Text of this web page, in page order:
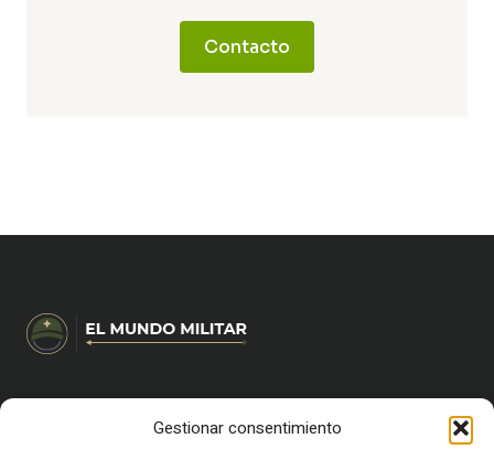
Gestionar consentimiento
Contacto
CARRERA MILITAR Y FORMACIÓN